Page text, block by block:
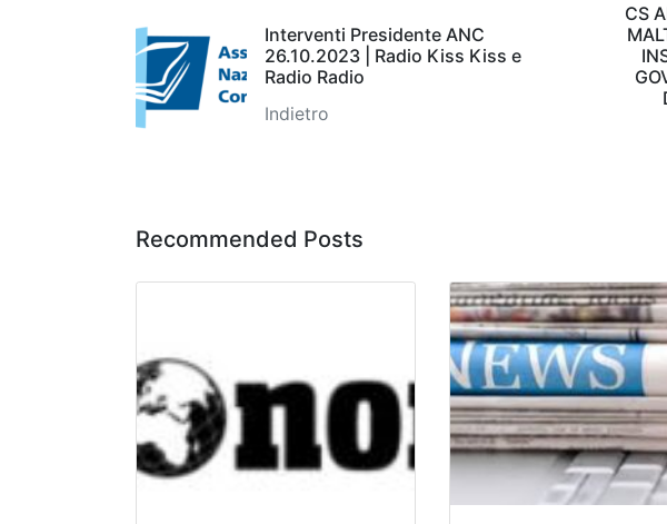
Interventi Presidente ANC
26.10.2023 | Radio Kiss Kiss e
Radio Radio
Indietro
CS
Recommended Posts